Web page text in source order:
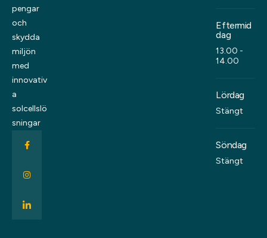
pengar
och
skydda
miljön
med
innovativ
a
solcellslö
sningar
Eftermid
dag
13.00 -
14.00
Lördag
Stängt
Söndag
Stängt